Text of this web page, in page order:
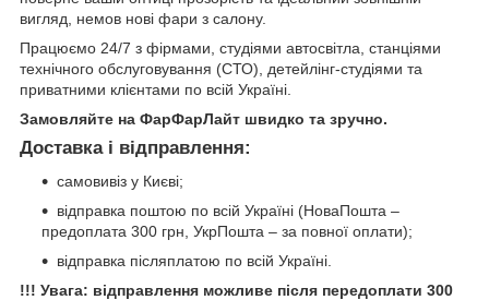
вигляд, немов нові фари з салону.
Працюємо 24/7 з фірмами, студіями автосвітла, станціями
технічного обслуговування (СТО), детейлінг-студіями та
приватними клієнтами по всій Україні.
Замовляйте на ФарФарЛайт швидко та зручно.
Доставка і відправлення:
самовивіз у Києві;
відправка поштою по всій Україні (НоваПошта –
предоплата 300 грн, УкрПошта – за повної оплати);
відправка післяплатою по всій Україні.
!!! Увага: відправлення можливе після передоплати 300